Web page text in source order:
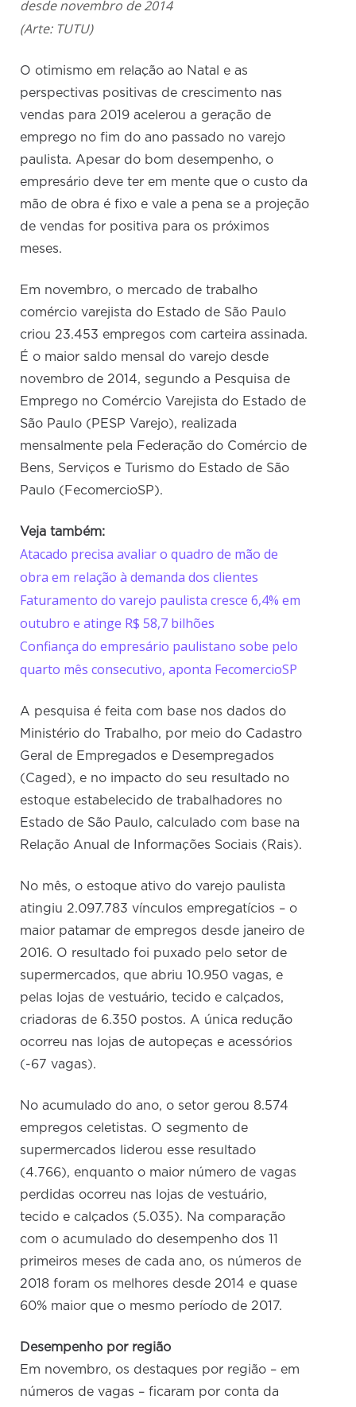
desde novembro de 2014
(Arte: TUTU)
O otimismo em relação ao Natal e as
perspectivas positivas de crescimento nas
vendas para 2019 acelerou a geração de
emprego no fim do ano passado no varejo
paulista. Apesar do bom desempenho, o
empresário deve ter em mente que o custo da
mão de obra é fixo e vale a pena se a projeção
de vendas for positiva para os próximos
meses.
Em novembro, o mercado de trabalho
comércio varejista do Estado de São Paulo
criou 23.453 empregos com carteira assinada.
É o maior saldo mensal do varejo desde
novembro de 2014, segundo a Pesquisa de
Emprego no Comércio Varejista do Estado de
São Paulo (PESP Varejo), realizada
mensalmente pela Federação do Comércio de
Bens, Serviços e Turismo do Estado de São
Paulo (FecomercioSP).
Veja também:
Atacado precisa avaliar o quadro de mão de
obra em relação à demanda dos clientes
Faturamento do varejo paulista cresce 6,4% em
outubro e atinge R$ 58,7 bilhões
Confiança do empresário paulistano sobe pelo
quarto mês consecutivo, aponta FecomercioSP
A pesquisa é feita com base nos dados do
Ministério do Trabalho, por meio do Cadastro
Geral de Empregados e Desempregados
(Caged), e no impacto do seu resultado no
estoque estabelecido de trabalhadores no
Estado de São Paulo, calculado com base na
Relação Anual de Informações Sociais (Rais).
No mês, o estoque ativo do varejo paulista
atingiu 2.097.783 vínculos empregatícios – o
maior patamar de empregos desde janeiro de
2016. O resultado foi puxado pelo setor de
supermercados, que abriu 10.950 vagas, e
pelas lojas de vestuário, tecido e calçados,
criadoras de 6.350 postos. A única redução
ocorreu nas lojas de autopeças e acessórios
(-67 vagas).
No acumulado do ano, o setor gerou 8.574
empregos celetistas. O segmento de
supermercados liderou esse resultado
(4.766), enquanto o maior número de vagas
perdidas ocorreu nas lojas de vestuário,
tecido e calçados (5.035). Na comparação
com o acumulado do desempenho dos 11
primeiros meses de cada ano, os números de
2018 foram os melhores desde 2014 e quase
60% maior que o mesmo período de 2017.
Desempenho por região
Em novembro, os destaques por região – em
números de vagas – ficaram por conta da